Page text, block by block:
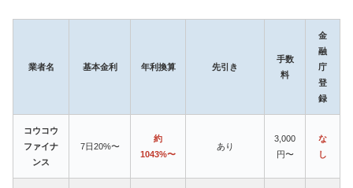
業者名 基本金利 年利換算 先引き
手数
料
金
融
庁
登
録
コウコウ
ファイナ
ンス
7日20%〜
約
1043%〜
あり
3,000
円〜
な
し